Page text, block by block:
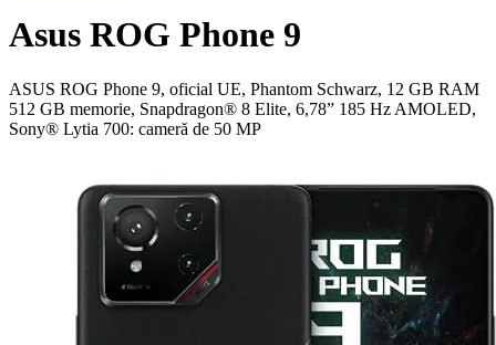
Asus ROG Phone 9
ASUS ROG Phone 9, oficial UE, Phantom Schwarz, 12 GB RAM
512 GB memorie, Snapdragon® 8 Elite, 6,78” 185 Hz AMOLED,
Sony® Lytia 700: cameră de 50 MP